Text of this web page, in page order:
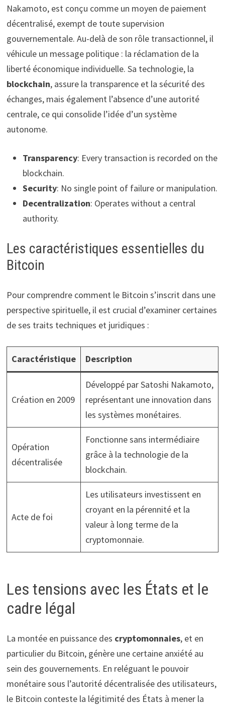
Nakamoto, est conçu comme un moyen de paiement
décentralisé, exempt de toute supervision
gouvernementale. Au-delà de son rôle transactionnel, il
véhicule un message politique : la réclamation de la
liberté économique individuelle. Sa technologie, la
blockchain, assure la transparence et la sécurité des
échanges, mais également l’absence d’une autorité
centrale, ce qui consolide l’idée d’un système
autonome.
Transparency: Every transaction is recorded on the
blockchain.
Security: No single point of failure or manipulation.
Decentralization: Operates without a central
authority.
Les caractéristiques essentielles du
Bitcoin
Pour comprendre comment le Bitcoin s’inscrit dans une
perspective spirituelle, il est crucial d’examiner certaines
de ses traits techniques et juridiques :
Caractéristique Description
Création en 2009
Développé par Satoshi Nakamoto,
représentant une innovation dans
les systèmes monétaires.
Opération
décentralisée
Fonctionne sans intermédiaire
grâce à la technologie de la
blockchain.
Acte de foi
Les utilisateurs investissent en
croyant en la pérennité et la
valeur à long terme de la
cryptomonnaie.
Les tensions avec les États et le
cadre légal
La montée en puissance des cryptomonnaies, et en
particulier du Bitcoin, génère une certaine anxiété au
sein des gouvernements. En reléguant le pouvoir
monétaire sous l’autorité décentralisée des utilisateurs,
le Bitcoin conteste la légitimité des États à mener la